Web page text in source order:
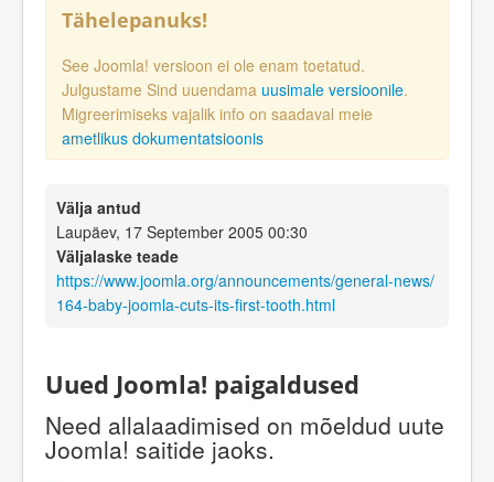
Tähelepanuks!
See Joomla! versioon ei ole enam toetatud.
Julgustame Sind uuendama uusimale versioonile.
Migreerimiseks vajalik info on saadaval meie
ametlikus dokumentatsioonis
Välja antud
Laupäev, 17 September 2005 00:30
Väljalaske teade
https://www.joomla.org/announcements/general-news/
164-baby-joomla-cuts-its-first-tooth.html
Uued Joomla! paigaldused
Need allalaadimised on mõeldud uute
Joomla! saitide jaoks.